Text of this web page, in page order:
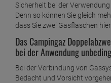
Sicherheit bei der
Denn so können Sie gleich
dass Sie zwei Gasflaschen
Das Campingaz
bei der Anwendung
Bei der Verbindung von
Bedacht und Vorsicht